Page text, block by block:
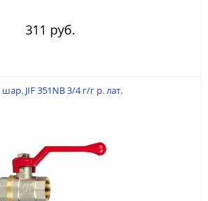
311 руб.
JIF 351NB 3/4 г/г р. лат.